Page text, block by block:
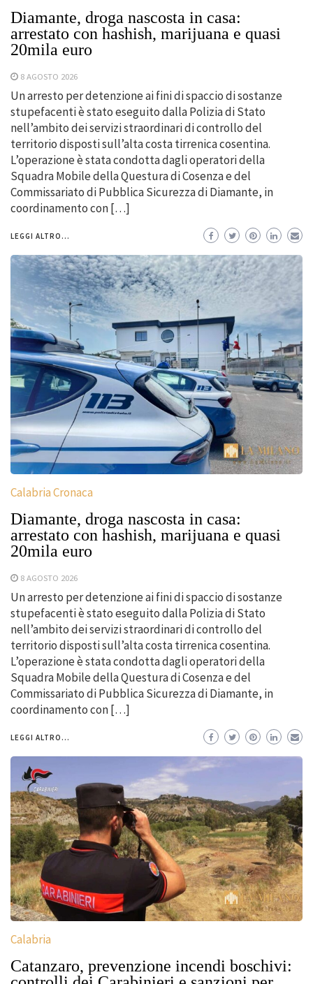
Diamante, droga nascosta in casa:
arrestato con hashish, marijuana e quasi
20mila euro
8 AGOSTO 2026
Un arresto per detenzione ai fini di spaccio di sostanze
stupefacenti è stato eseguito dalla Polizia di Stato
nell’ambito dei servizi straordinari di controllo del
territorio disposti sull’alta costa tirrenica cosentina.
L’operazione è stata condotta dagli operatori della
Squadra Mobile della Questura di Cosenza e del
Commissariato di Pubblica Sicurezza di Diamante, in
coordinamento con […]
LEGGI ALTRO...
Calabria Cronaca
Diamante, droga nascosta in casa:
arrestato con hashish, marijuana e quasi
20mila euro
8 AGOSTO 2026
Un arresto per detenzione ai fini di spaccio di sostanze
stupefacenti è stato eseguito dalla Polizia di Stato
nell’ambito dei servizi straordinari di controllo del
territorio disposti sull’alta costa tirrenica cosentina.
L’operazione è stata condotta dagli operatori della
Squadra Mobile della Questura di Cosenza e del
Commissariato di Pubblica Sicurezza di Diamante, in
coordinamento con […]
LEGGI ALTRO...
Calabria
Catanzaro, prevenzione incendi boschivi: